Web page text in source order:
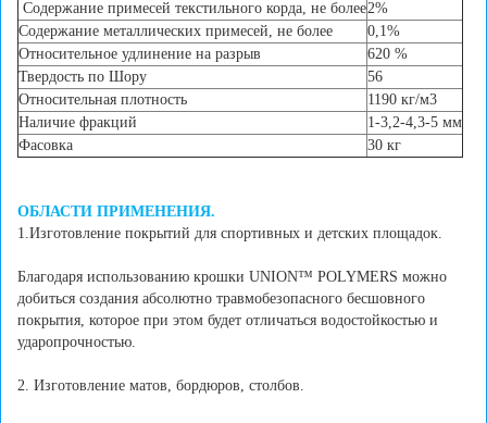
Содержание примесей текстильного корда, не более2%
Содержание металлических примесей, не более
0,1%
Относительное удлинение на разрыв
620 %
Твердость по Шору
56
Относительная плотность
1190 кг/м3
Наличие фракций
1-3,2-4,3-5 мм
Фасовка
30 кг
ОБЛАСТИ ПРИМЕНЕНИЯ.
1.Изготовление покрытий для спортивных и детских площадок.
Благодаря использованию крошки UNION™ POLYMERS можно
добиться создания абсолютно травмобезопасного бесшовного
покрытия, которое при этом будет отличаться водостойкостью и
ударопрочностью.
2. Изготовление матов, бордюров, столбов.